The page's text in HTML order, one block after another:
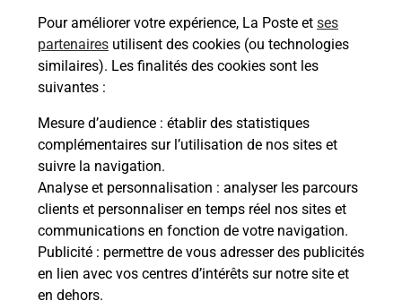
Pour améliorer votre expérience, La Poste et ses
partenaires utilisent des cookies (ou technologies
similaires). Les finalités des cookies sont les
suivantes :
Mesure d’audience : établir des statistiques
complémentaires sur l’utilisation de nos sites et
suivre la navigation.
Analyse et personnalisation : analyser les parcours
clients et personnaliser en temps réel nos sites et
communications en fonction de votre navigation.
Publicité : permettre de vous adresser des publicités
en lien avec vos centres d’intérêts sur notre site et
en dehors.
Malin !
La Poste
en ligne
Ouvert 24h/24
En savoir plus